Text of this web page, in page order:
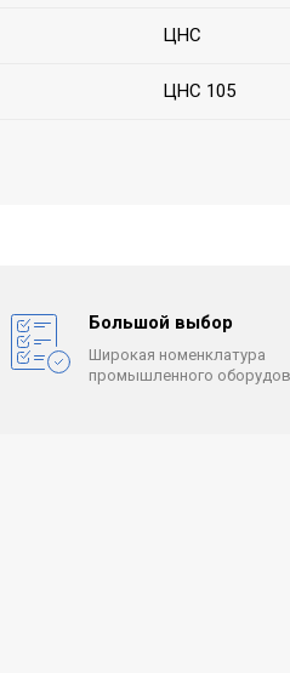
ЦНС
ЦНС 105
Большой выбор
Широкая номенклатура
промышленного